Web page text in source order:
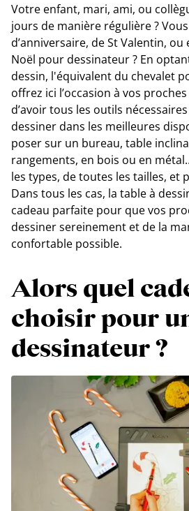
Votre enfant, mari, ami, ou
jours de manière régulière ?
d’anniversaire, de St Valentin,
Noël pour dessinateur ? En
dessin, l'équivalent du chevalet
offrez ici l’occasion à vos
d’avoir tous les outils
dessiner dans les meilleures
poser sur un bureau, table
rangements, en bois ou en
les types, de toutes les tailles, et
Dans tous les cas, la table à
cadeau parfaite pour que vos
dessiner sereinement et de la
confortable possible.
Alors quel
choisir pour
dessinateur ?